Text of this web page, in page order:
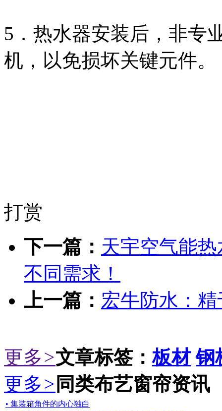
5．热水器安装后，非专
机，以免损坏关键元件。
打赏
下一篇： 天宇空气能
不同需求！
上一篇： 宏牛防水：
更多>文章标签：板材 钢
更多> 同类布艺窗帘资讯
• 集装箱角件的内心独白